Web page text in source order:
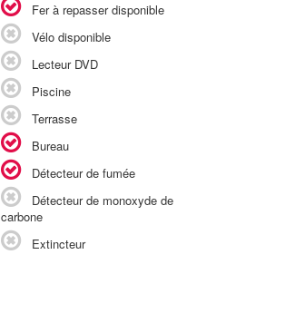
Fer à repasser disponible
Vélo disponible
Lecteur DVD
Piscine
Terrasse
Bureau
Détecteur de fumée
Détecteur de monoxyde de
carbone
Extincteur